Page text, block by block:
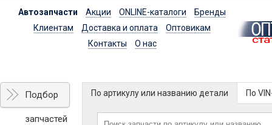
Автозапчасти Акции ONLINE-каталоги
Бренды
Клиентам
Доставка и оплата
Оптовикам
Контакты
О нас
Подбор
запчастей
По артикулу или названию детали По